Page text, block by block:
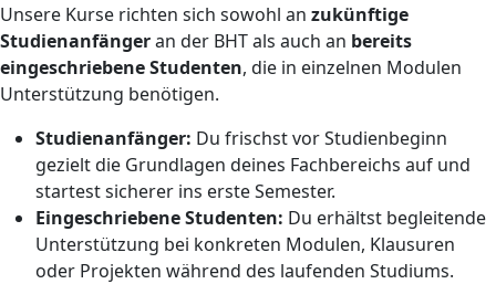
Unsere Kurse richten sich sowohl an zukünftige
Studienanfängeran der BHT als auch an bereits
eingeschriebene Studenten, die in einzelnen Modulen
Unterstützung benötigen.
Studienanfänger: Du frischst vor Studienbeginn
gezielt die Grundlagen deines Fachbereichs auf und
startest sicherer ins erste Semester.
Eingeschriebene Studenten: Du erhältst begleitende
Unterstützung bei konkreten Modulen, Klausuren
oder Projekten während des laufenden Studiums.